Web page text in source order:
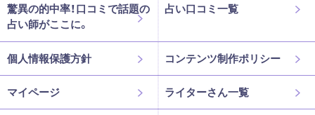
驚異の的中率！口コミで話題の
占い師がここに。
占い口コミ一覧
個人情報保護方針 コンテンツ制作ポリシー
マイページ ライターさん一覧